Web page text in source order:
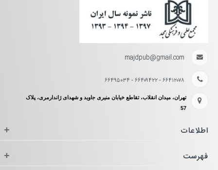
majdpub@gmail.com
۶۶۴۱۲۰۷۸ - ۶۶۴۰۹۴۲۲ - ۶۶۴۹۵۰۳۴
تهران، میدان انقلاب، تقاطع خیابان منیری جاوید و شهدای ژاندارمری، پلاک
57
اطلاعات +
فهرست +